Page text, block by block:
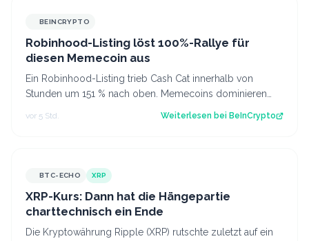
BEINCRYPTO
Robinhood-Listing löst 100%-Rallye für
diesen Memecoin aus
Ein Robinhood-Listing trieb Cash Cat innerhalb von
Stunden um 151 % nach oben. Memecoins dominieren
vor 5 Std. Weiterlesen bei BeInCrypto
BTC-ECHO XRP
XRP-Kurs: Dann hat die Hängepartie
charttechnisch ein Ende
Die Kryptowährung Ripple (XRP) rutschte zuletzt auf ein